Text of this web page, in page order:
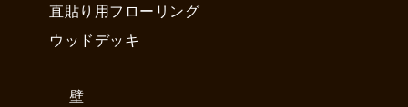
直貼り用フローリング
ウッドデッキ
壁